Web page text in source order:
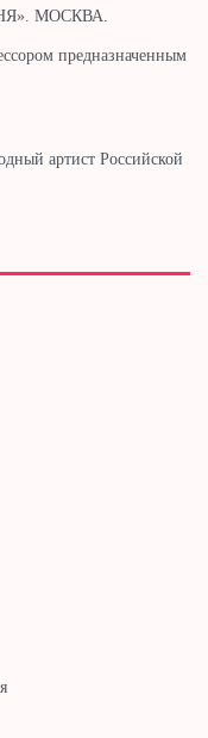
МОСКВА.
предназначенным
артист Российской